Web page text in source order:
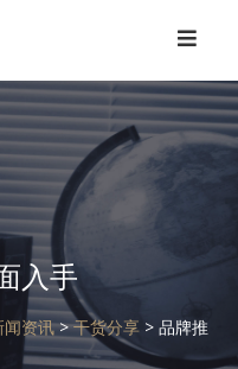
入手
闻资讯>干货分享 > 品牌推